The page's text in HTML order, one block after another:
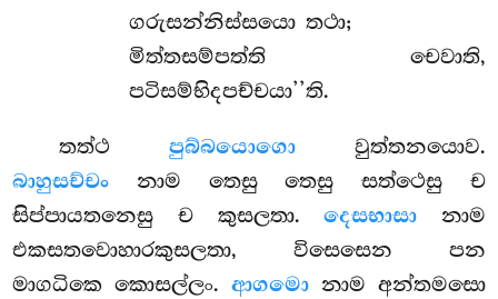
ගරුසන්නිස්සයො තථා;
මිත්තසම්පත්ති චෙවාති,
පටිසම්භිදපච්චයා’’ති.
තත්ථ පුබ්බයොගොවුත්තනයොව.
බාහුසච්චං නාම තෙසු තෙසු සත්ථෙසු ච
සිප්පායතනෙසු ච කුසලතා.දෙසභාසා නාම
එකසතවොහාරකුසලතා, විසෙසෙන පන
මාගධිකෙ කොසල්ලං. ආගමො නාම අන්තමසො